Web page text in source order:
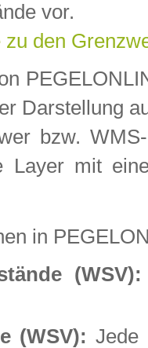
vor.
zu den
Darstellung
bzw.
Layer mit
in
(WSV):
(WSV): Jede